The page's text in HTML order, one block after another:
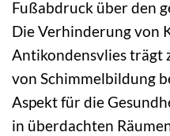
Fußabdruck über den
Die Verhinderung von
Antikondensvlies trägt
von Schimmelbildung
Aspekt für die
in überdachten